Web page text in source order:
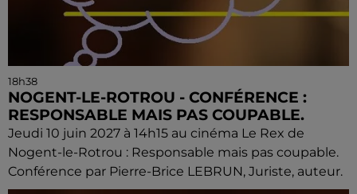
18h38
NOGENT-LE-ROTROU - CONFÉRENCE :
RESPONSABLE MAIS PAS COUPABLE.
Jeudi 10 juin 2027 à 14h15 au cinéma Le Rex de
Nogent-le-Rotrou : Responsable mais pas coupable.
Conférence par Pierre-Brice LEBRUN, Juriste, auteur.